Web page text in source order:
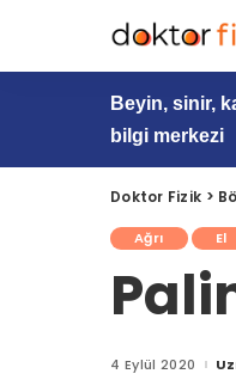
Beyin, sinir,
bilgi merkezi
Doktor Fizik >
Ağrı El
4 Eylül 2020